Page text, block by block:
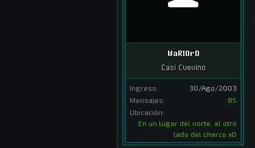
WaRlOrD
Casi Cuevino
Ingreso:
30/Ago/2003
Mensajes:
85
Ubicación:
En un lugar del norte, al otro
lado del charco xD